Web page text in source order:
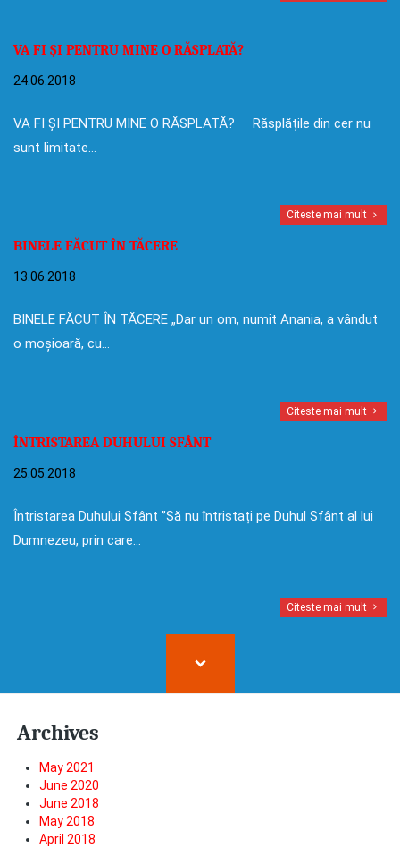
VA FI ȘI PENTRU MINE O RĂSPLATĂ?
24.06.2018
VA FI ȘI PENTRU MINE O RĂSPLATĂ? Răsplățile din cer nu
sunt limitate…
Citeste mai mult
BINELE FĂCUT ÎN TĂCERE
13.06.2018
BINELE FĂCUT ÎN TĂCERE „Dar un om, numit Anania, a vândut
o moșioară, cu…
Citeste mai mult
ÎNTRISTAREA DUHULUI SFÂNT
25.05.2018
Întristarea Duhului Sfânt ”Să nu întristați pe Duhul Sfânt al lui
Dumnezeu, prin care…
Citeste mai mult
Archives
May 2021
June 2020
June 2018
May 2018
April 2018